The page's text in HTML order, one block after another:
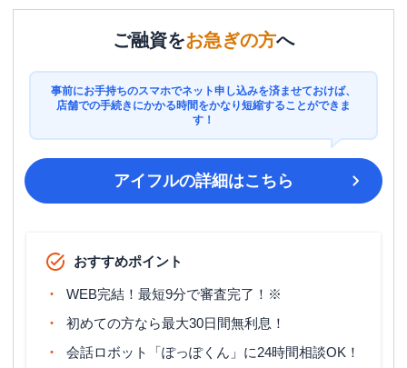
ご融資をお急ぎの方へ
事前にお手持ちのスマホでネット申し込みを済ませておけば、
店舗での手続きにかかる時間をかなり短縮することができま
す！
アイフルの詳細はこちら
おすすめポイント
WEB完結！最短9分で審査完了！※
初めての方なら最大30日間無利息！
会話ロボット「ぽっぽくん」に24時間相談OK！